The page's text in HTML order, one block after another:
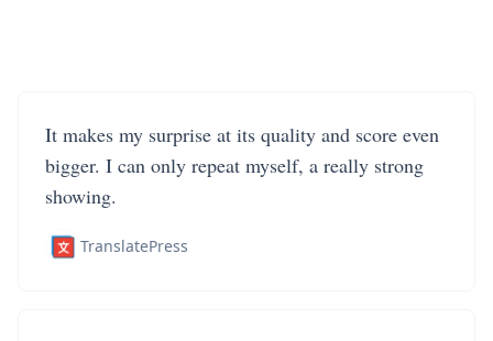
It makes my surprise at its quality and score even
bigger. I can only repeat myself, a really strong
showing.
TranslatePress